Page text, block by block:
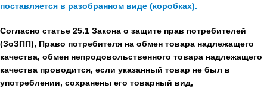
поставляется в разобранном виде (коробках).
Согласно статье 25.1 Закона о защите прав потребителей
(ЗоЗПП), Право потребителя на обмен товара надлежащего
качества, обмен непродовольственного товара надлежащего
качества проводится, если указанный товар не был в
употреблении, сохранены его товарный вид,